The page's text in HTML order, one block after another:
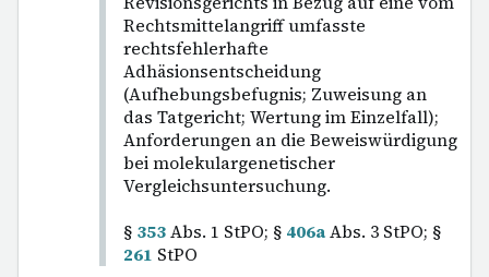
Rechtsmittelangriff umfasste
rechtsfehlerhafte
Adhäsionsentscheidung
(Aufhebungsbefugnis; Zuweisung an
das Tatgericht; Wertung im Einzelfall);
Anforderungen an die Beweiswürdigung
bei molekulargenetischer
Vergleichsuntersuchung.
§ 353Abs. 1 StPO; § 406aAbs. 3 StPO; §
261 StPO